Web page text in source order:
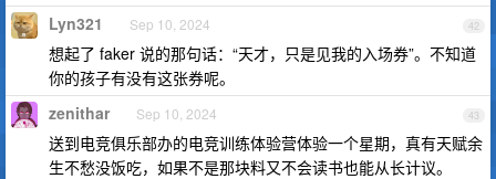
42
Lyn321 Sep 10, 2024
想起了 faker 说的那句话：“天才，只是见我的入场券”。不知道
你的孩子有没有这张券呢。
43
zenithar Sep 10, 2024
送到电竞俱乐部办的电竞训练体验营体验一个星期，真有天赋余
生不愁没饭吃，如果不是那块料又不会读书也能从长计议。